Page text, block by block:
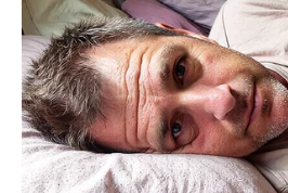
หมอเก่ง สเก็ตช์กรรม (สเก็ตช์ได้ทุ
วิญญาณ อนาคตหรือ สิ่งเร้นลับ)
พ.ศ. 2558 จะขุดพบทรัพย์โบราณ
พ.ศ. 2559 ในต้นปีและปลายปีจะ